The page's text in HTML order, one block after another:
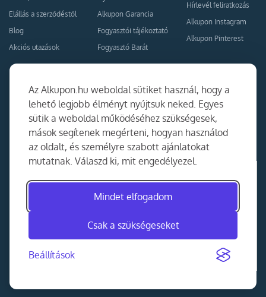
Az Alkupon.hu weboldal sütiket használ, hogy a
lehető legjobb élményt nyújtsuk neked. Egyes
sütik a weboldal működéséhez szükségesek,
mások segítenek megérteni, hogyan használod
az oldalt, és személyre szabott ajánlatokat
mutatnak. Válaszd ki, mit engedélyezel.
Mindet elfogadom
Csak a szükségeseket
Beállítások
Elállás a szerződéstől
Blog
Akciós utazások
Alkupon Garancia
Fogyasztói tájékoztató
Fogyasztó Barát
Hírlevél feliratkozás
Alkupon Instagram
Alkupon Pinterest
Együttműködés
Kapcsolat
Ajánlj nekünk!
Partner Belépés